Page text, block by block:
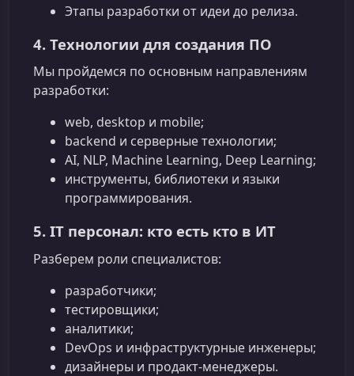
Этапы разработки от идеи до релиза.
4. Технологии для создания ПО
Мы пройдемся по основным направлениям
разработки:
web, desktop и mobile;
backend и серверные технологии;
AI, NLP, Machine Learning, Deep Learning;
инструменты, библиотеки и языки
программирования.
5. IT персонал: кто есть кто в ИТ
Разберем роли специалистов:
разработчики;
тестировщики;
аналитики;
DevOps и инфраструктурные инженеры;
дизайнеры и продакт‑менеджеры.